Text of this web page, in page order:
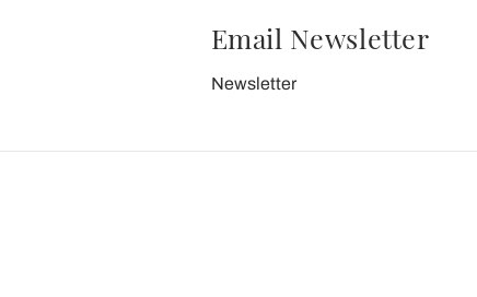
Email Newsletter
Newsletter